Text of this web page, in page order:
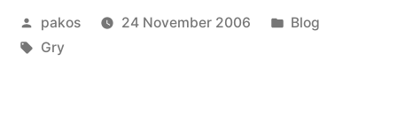
Posted
by
pakos 24 November 2006
Posted
Blog
Tags:
Gry